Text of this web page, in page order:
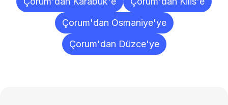
Çorum'dan Osmaniye'ye
Çorum'dan Düzce'ye